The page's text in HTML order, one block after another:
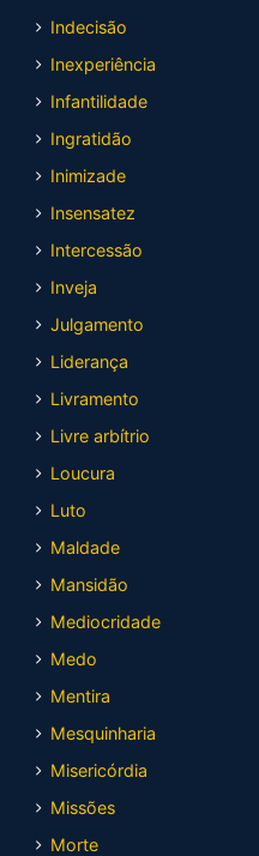
Indecisão
Inexperiência
Infantilidade
Ingratidão
Inimizade
Insensatez
Intercessão
Inveja
Julgamento
Liderança
Livramento
Livre arbítrio
Loucura
Luto
Maldade
Mansidão
Mediocridade
Medo
Mentira
Mesquinharia
Misericórdia
Missões
Morte